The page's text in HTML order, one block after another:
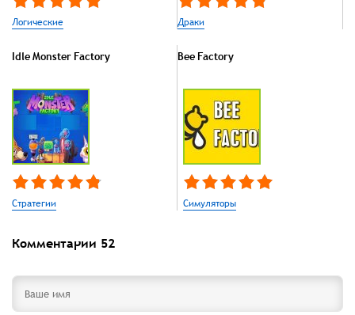
Логические Драки
Idle Monster Factory
Стратегии
Bee Factory
Симуляторы
Комментарии 52